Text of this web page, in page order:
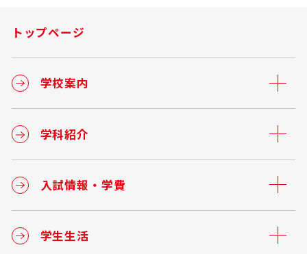
トップページ
学校案内
学科紹介
入試情報・学費
学生生活